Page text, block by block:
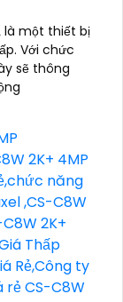
là một thiết bị
sẽ thông